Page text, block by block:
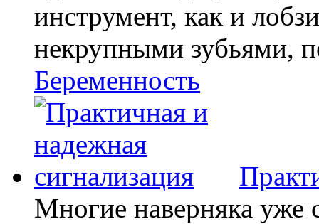
инструмент, как и
некрупными зубьями,
Беременность
Многие наверняка уже